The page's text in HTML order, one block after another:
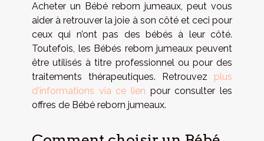
Acheter un Bébé reborn jumeaux, peut vous
aider à retrouver la joie à son côté et ceci pour
ceux qui n’ont pas des bébés à leur côté.
Toutefois, les Bébés reborn jumeaux peuvent
être utilisés à titre professionnel ou pour des
traitements thérapeutiques. Retrouvez plus
d'informations via ce lien pour consulter les
offres de Bébé reborn jumeaux.